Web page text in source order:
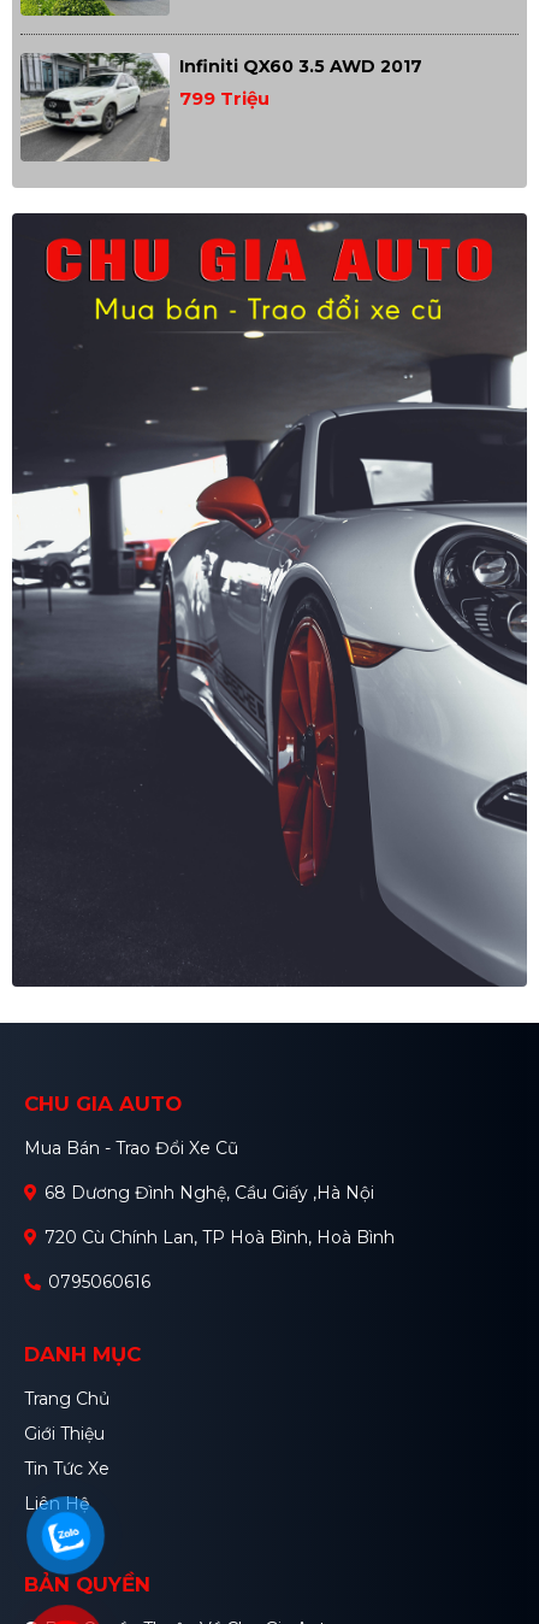
Infiniti QX60 3.5 AWD 2017
799 Triệu
CHU GIA AUTO
Mua Bán - Trao Đổi Xe Cũ
68 Dương Đình Nghệ, Cầu Giấy ,Hà Nội
720 Cù Chính Lan, TP Hoà Bình, Hoà Bình
0795060616
DANH MỤC
Trang Chủ
Giới Thiệu
Tin Tức Xe
Liên Hệ
BẢN QUYỀN